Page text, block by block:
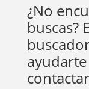
¿No
buscas?